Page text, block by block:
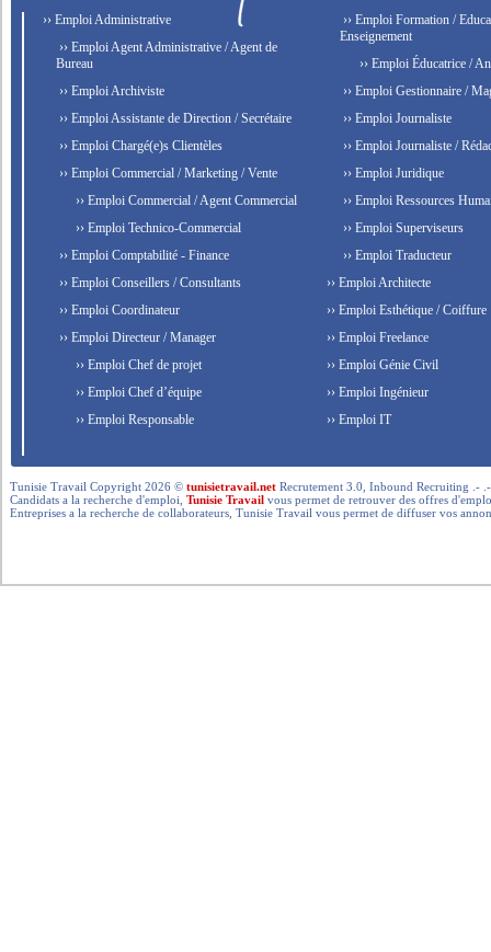
›› Emploi Administrative
›› Emploi Agent Administrative / Agent de
Bureau
›› Emploi Archiviste
›› Emploi Assistante de Direction / Secrétaire
›› Emploi Chargé(e)s Clientèles
›› Emploi Commercial / Marketing / Vente
›› Emploi Commercial / Agent Commercial
›› Emploi Technico-Commercial
›› Emploi Comptabilité - Finance
›› Emploi Conseillers / Consultants
›› Emploi Coordinateur
›› Emploi Directeur / Manager
›› Emploi Chef de projet
›› Emploi Chef d’équipe
›› Emploi Responsable
›› Emploi Formation /
Enseignement
›› Emploi Éducatrice /
›› Emploi Gestionnaire /
›› Emploi Journaliste
›› Emploi Journaliste /
›› Emploi Juridique
›› Emploi Ressources
›› Emploi Superviseurs
›› Emploi Traducteur
›› Emploi Architecte
›› Emploi Esthétique / Coiffure
›› Emploi Freelance
›› Emploi Génie Civil
›› Emploi Ingénieur
›› Emploi IT
Tunisie Travail Copyright 2026 ©tunisietravail.net Recrutement 3.0, Inbound Recruiting .-
Candidats a la recherche d'emploi,Tunisie Travail vous permet de retrouver des offres
Entreprises a la recherche de collaborateurs, Tunisie Travail vous permet de diffuser vos